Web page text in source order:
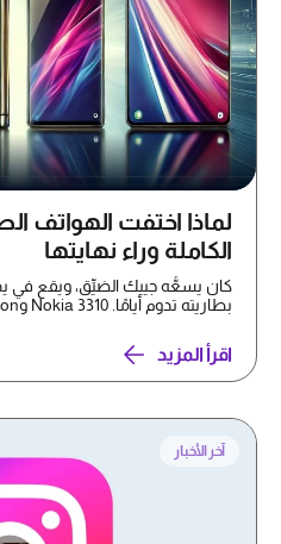
لماذا اختفت الهواتف
الكاملة وراء نهايتها
كان يسعُّه جيبك الضيِّق، ويقع في
بطاريته تدوم أيامًا. Nokia 3310 وSony Ericsson...
اقرأ المزيد
آخر الأخبار